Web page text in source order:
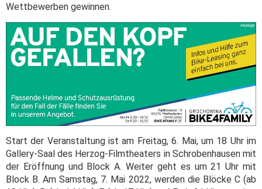
Wettbewerben gewinnen.
Start der Veranstaltung ist am Freitag, 6. Mai, um 18 Uhr im
Gallery-Saal des Herzog-Filmtheaters in Schrobenhausen mit
der Eröffnung und Block A. Weiter geht es um 21 Uhr mit
Block B. Am Samstag, 7. Mai 2022, werden die Blöcke C (ab